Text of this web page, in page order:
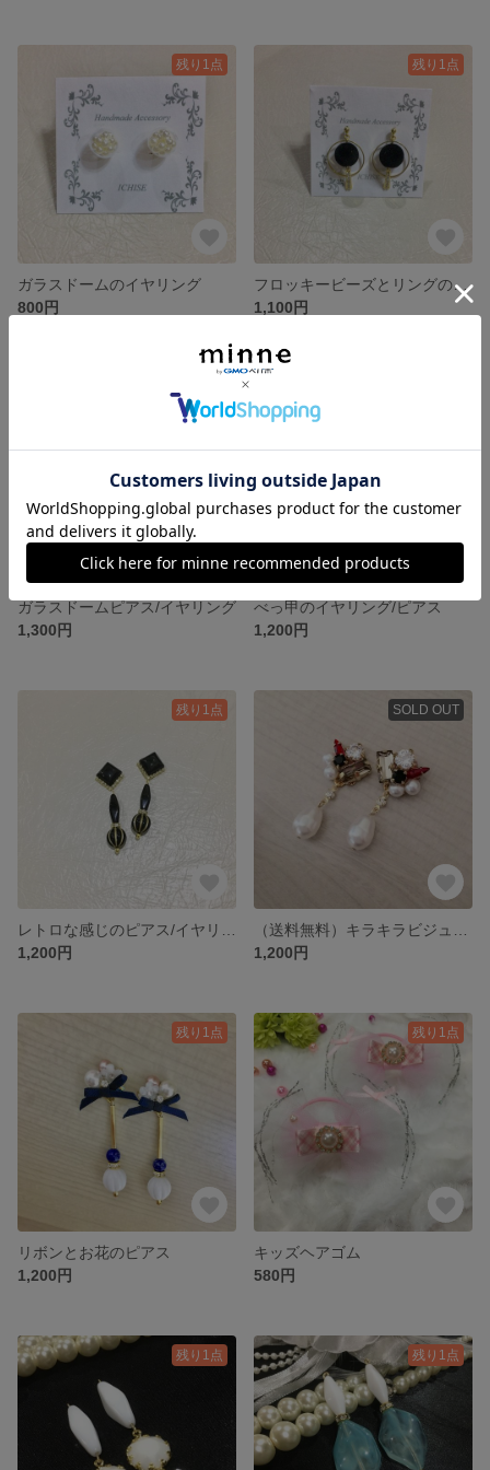
残り1点
ガラスドームのイヤリング
800円
残り1点
フロッキービーズとリングのピアス/イヤリング
1,100円
ガラスドームピアス/イヤリング
1,300円
べっ甲のイヤリング/ピアス
1,200円
残り1点
1,200円
SOLD OUT
1,200円
残り1点
リボンとお花のピアス
1,200円
残り1点
キッズヘアゴム
580円
残り1点 残り1点